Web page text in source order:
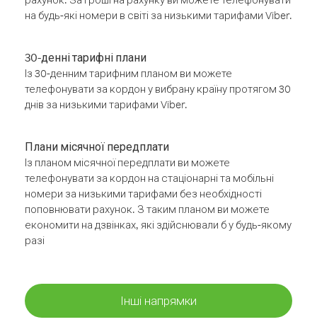
на будь-які номери в світі за низькими тарифами Viber.
30-денні тарифні плани
Із 30-денним тарифним планом ви можете
телефонувати за кордон у вибрану країну протягом 30
днів за низькими тарифами Viber.
Плани місячної передплати
Із планом місячної передплати ви можете
телефонувати за кордон на стаціонарні та мобільні
номери за низькими тарифами без необхідності
поповнювати рахунок. З таким планом ви можете
економити на дзвінках, які здійснювали б у будь-якому
разі
Інші напрямки